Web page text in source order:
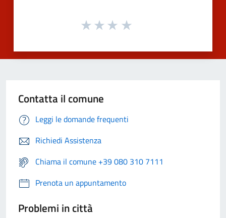
Contatta il comune
Leggi le domande frequenti
Richiedi Assistenza
Chiama il comune +39 080 310 7111
Prenota un appuntamento
Problemi in città